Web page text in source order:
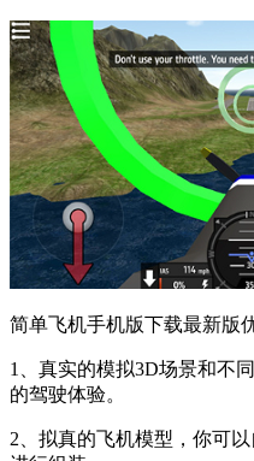
简单飞机手机版下载最新版
1、真实的模拟3D场景和不
的驾驶体验。
2、拟真的飞机模型，你可